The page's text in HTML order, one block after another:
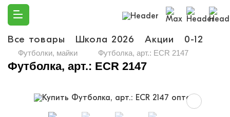
Все товары Школа 2026 Акции 0-12
Футболки, майки Футболка, арт.: ECR 2147
Футболка, арт.: ECR 2147